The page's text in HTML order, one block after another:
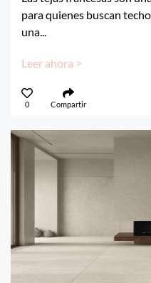
para quienes buscan
una...
Leer ahora >
0 Compartir